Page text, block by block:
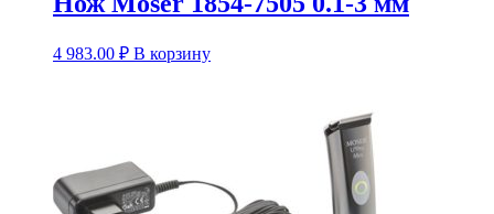
4 983.00 ₽ В корзину